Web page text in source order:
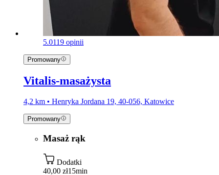
5.0119 opinii
Promowany
Vitalis-masażysta
4,2 km • Henryka Jordana 19, 40-056, Katowice
Promowany
Masaż rąk
Dodatki
40,00 zł15min